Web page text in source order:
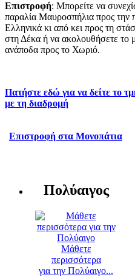
Επιστροφή: Μπορείτε να
παραλία Μαυροσπήλια προς την
Ελληνικά κι από κει προς τη
στη Δέκα ή να ακολουθήσετε το
ανάποδα προς το Χωριό.
Πατήστε εδώ για να δείτε το
με τη διαδρομή
Επιστροφή στα Μονοπάτια
Πολύαιγος
Μάθετε
περισσότερα
για την Πολύαιγο...